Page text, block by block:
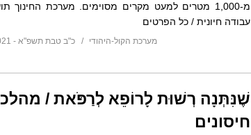
מ-1,000 מטרים למעט מקרים מסוימים. מערכת החינוך
עבודה חיונית / כל הפרטים
מערכת הקול-היהודי כ"ב טבת תשפ"א - 06/01/2021
שֶׁנִּתְּנָה רְשׁוּת לָרוֹפֵא לְרַפֹּאת /
חיסונים